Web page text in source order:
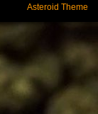
Asteroid Theme